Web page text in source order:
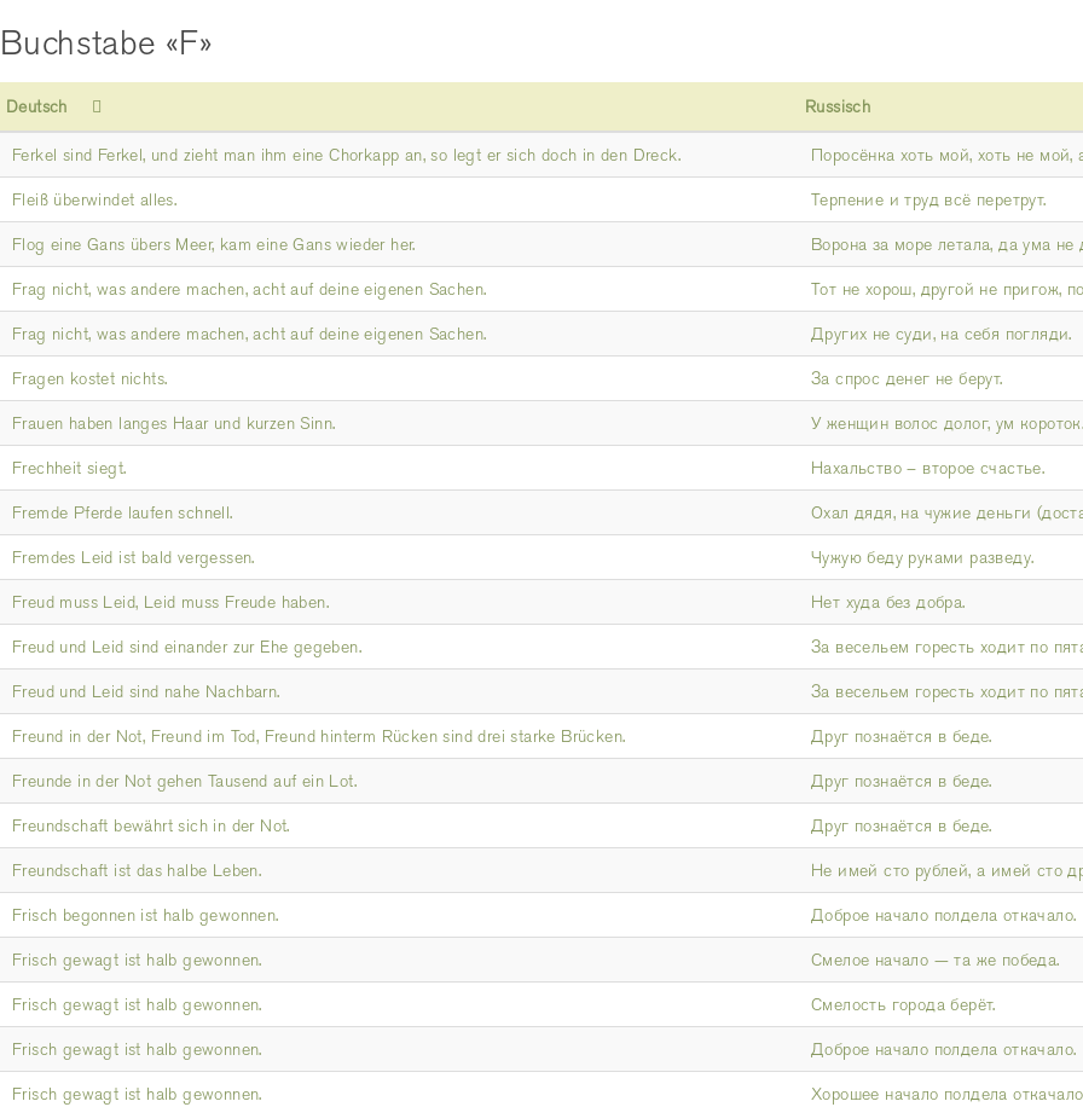
Buchstabe «F»
Deutsch Russisch
Ferkel sind Ferkel, und zieht man ihm eine Chorkapp an, so legt er sich doch in den Dreck. Поросёнка хоть мой, хоть не мой,
Fleiß überwindet alles. Терпение и труд всё перетрут.
Flog eine Gans übers Meer, kam eine Gans wieder her. Ворона за море летала, да ума не
Frag nicht, was andere machen, acht auf deine eigenen Sachen. Тот не хорош, другой не пригож,
Frag nicht, was andere machen, acht auf deine eigenen Sachen. Других не суди, на себя погляди.
Fragen kostet nichts. За спрос денег не берут.
Frauen haben langes Haar und kurzen Sinn. У женщин волос долог, ум короток.
Frechheit siegt. Нахальство – второе счастье.
Fremde Pferde laufen schnell. Охал дядя, на чужие деньги
Fremdes Leid ist bald vergessen. Чужую беду руками разведу.
Freud muss Leid, Leid muss Freude haben. Нет худа без добра.
Freud und Leid sind einander zur Ehe gegeben. За весельем горесть ходит по
Freud und Leid sind nahe Nachbarn. За весельем горесть ходит по
Freund in der Not, Freund im Tod, Freund hinterm Rücken sind drei starke Brücken. Друг познаётся в беде.
Freunde in der Not gehen Tausend auf ein Lot. Друг познаётся в беде.
Freundschaft bewährt sich in der Not. Друг познаётся в беде.
Freundschaft ist das halbe Leben. Не имей сто рублей, а имей сто
Frisch begonnen ist halb gewonnen. Доброе начало полдела откачало.
Frisch gewagt ist halb gewonnen. Смелое начало — та же победа.
Frisch gewagt ist halb gewonnen. Смелость города берёт.
Frisch gewagt ist halb gewonnen. Доброе начало полдела откачало.
Frisch gewagt ist halb gewonnen. Хорошее начало полдела